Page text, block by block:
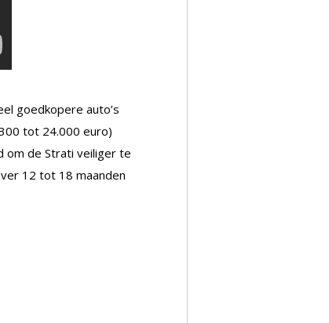
goedkopere auto’s
tot 24.000 euro)
om de Strati veiliger te
12 tot 18 maanden